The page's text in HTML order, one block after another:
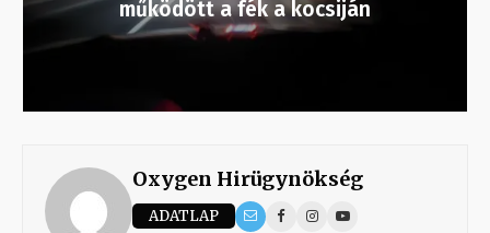
működött a fék a kocsiján
Oxygen Hirügynökség
ADATLAP